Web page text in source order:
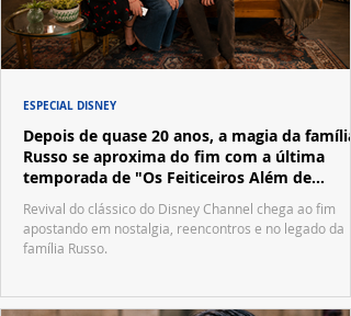
Depois de quase 20 anos, a magia da família
Russo se aproxima do fim com a última
temporada de "Os Feiticeiros Além de
Revival do clássico do Disney Channel chega ao fim
apostando em nostalgia, reencontros e no legado da
família Russo.
ESPECIAL DISNEY